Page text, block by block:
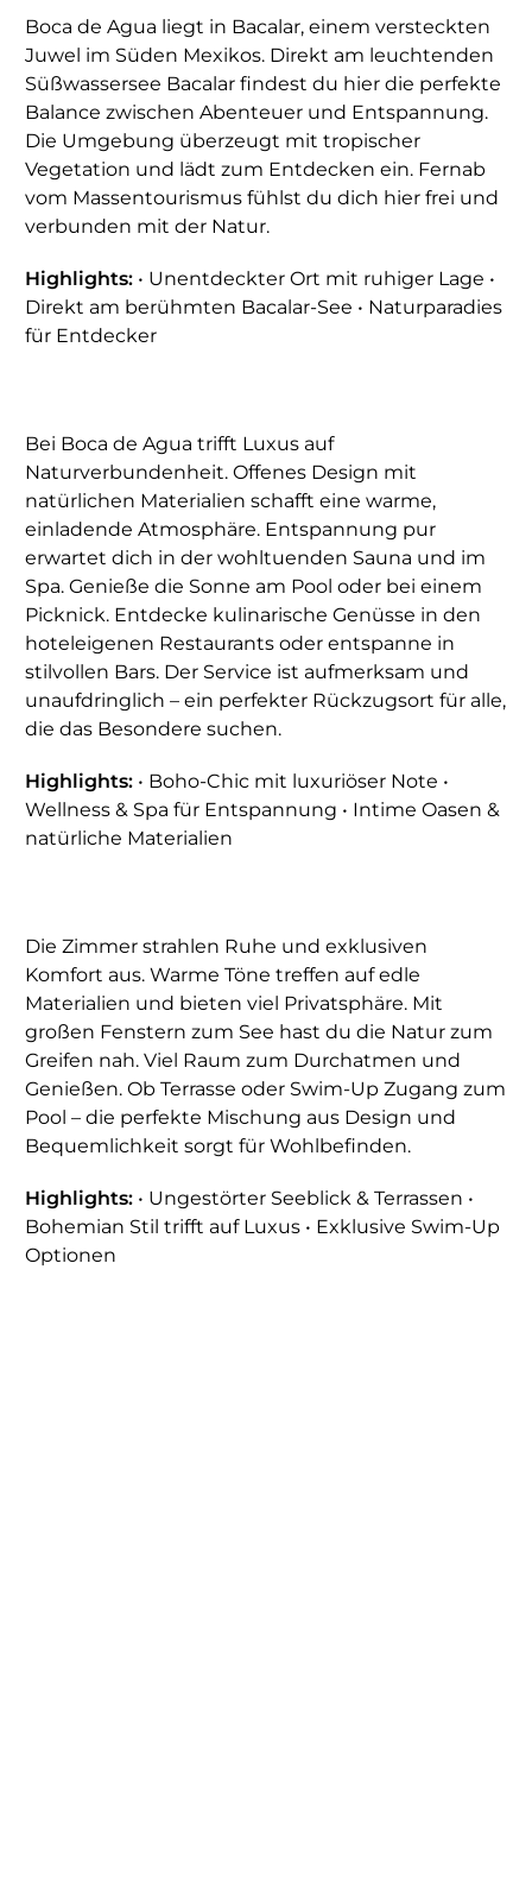
Boca de Agua liegt in Bacalar, einem versteckten
Juwel im Süden Mexikos. Direkt am leuchtenden
Süßwassersee Bacalar findest du hier die perfekte
Balance zwischen Abenteuer und Entspannung.
Die Umgebung überzeugt mit tropischer
Vegetation und lädt zum Entdecken ein. Fernab
vom Massentourismus fühlst du dich hier frei und
verbunden mit der Natur.
Highlights: • Unentdeckter Ort mit ruhiger Lage •
Direkt am berühmten Bacalar-See • Naturparadies
für Entdecker
Bei Boca de Agua trifft Luxus auf
Naturverbundenheit. Offenes Design mit
natürlichen Materialien schafft eine warme,
einladende Atmosphäre. Entspannung pur
erwartet dich in der wohltuenden Sauna und im
Spa. Genieße die Sonne am Pool oder bei einem
Picknick. Entdecke kulinarische Genüsse in den
hoteleigenen Restaurants oder entspanne in
stilvollen Bars. Der Service ist aufmerksam und
unaufdringlich – ein perfekter Rückzugsort für alle,
die das Besondere suchen.
Highlights: • Boho-Chic mit luxuriöser Note •
Wellness & Spa für Entspannung • Intime Oasen &
natürliche Materialien
Die Zimmer strahlen Ruhe und exklusiven
Komfort aus. Warme Töne treffen auf edle
Materialien und bieten viel Privatsphäre. Mit
großen Fenstern zum See hast du die Natur zum
Greifen nah. Viel Raum zum Durchatmen und
Genießen. Ob Terrasse oder Swim-Up Zugang zum
Pool – die perfekte Mischung aus Design und
Bequemlichkeit sorgt für Wohlbefinden.
Highlights: • Ungestörter Seeblick & Terrassen •
Bohemian Stil trifft auf Luxus • Exklusive Swim-Up
Optionen